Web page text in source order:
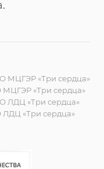
МЦГЭР «Три сердца»
МЦГЭР «Три сердца»
ЛДЦ «Три сердца»
ЛДЦ «Три сердца»